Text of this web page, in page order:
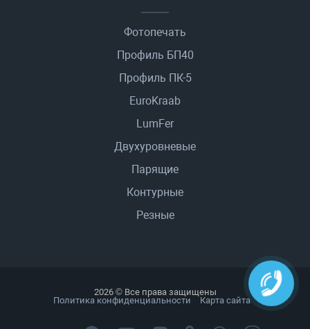
Фотопечать
Профиль БП40
Профиль ПК-5
EuroKraab
LumFer
Двухуровневые
Парящие
Контурные
Резные
2026 © Все права защищены
Политика конфиденциальности
Карта сайта